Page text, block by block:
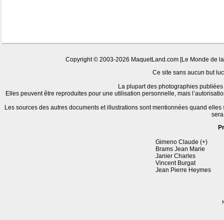
Copyright © 2003-2026 MaquetLand.com [Le Monde de
Ce site sans aucun but
La plupart des photographies
Elles peuvent être reproduites pour une utilisation personnelle, mais
Les sources des autres documents et illustrations sont mentionnées quand
Gimeno Claude (+)
Brams Jean Marie
Janier Charles
Vincent Burgat
Jean Pierre Heymes